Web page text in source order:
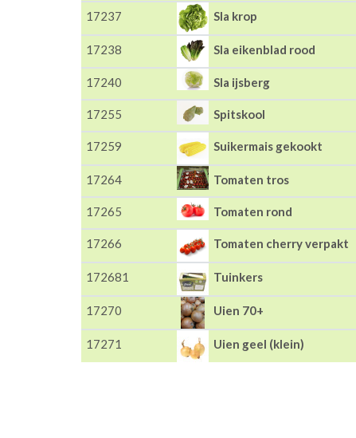
17237 Sla krop
17238 Sla eikenblad rood
17240 Sla ijsberg
17255 Spitskool
17259 Suikermais gekookt
17264 Tomaten tros
17265 Tomaten rond
17266 Tomaten cherry verpakt
172681 Tuinkers
17270 Uien 70+
17271 Uien geel (klein)